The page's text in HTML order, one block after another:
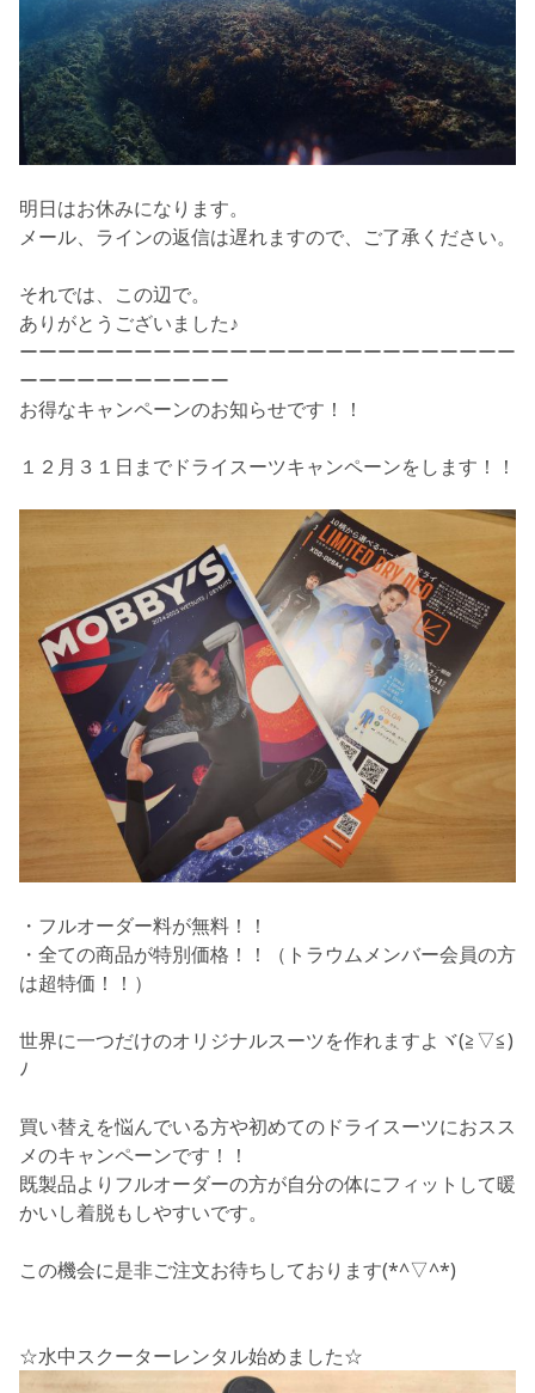
明日はお休みになります。
メール、ラインの返信は遅れますので、ご了承ください。
それでは、この辺で。
ありがとうございました♪
ーーーーーーーーーーーーーーーーーーーーーーーーーー
ーーーーーーーーーーー
お得なキャンペーンのお知らせです！！
１２月３１日までドライスーツキャンペーンをします！！
・フルオーダー料が無料！！
・全ての商品が特別価格！！（トラウムメンバー会員の方
は超特価！！）
世界に一つだけのオリジナルスーツを作れますよヾ(≧▽≦)
ﾉ
買い替えを悩んでいる方や初めてのドライスーツにおスス
メのキャンペーンです！！
既製品よりフルオーダーの方が自分の体にフィットして暖
かいし着脱もしやすいです。
この機会に是非ご注文お待ちしております(*^▽^*)
☆水中スクーターレンタル始めました☆